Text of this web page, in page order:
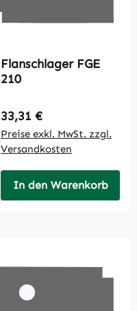
Flanschlager FGE
210
Regulärer Preis:
33,31 €
Preise exkl. MwSt. zzgl.
Versandkosten
In den Warenkorb